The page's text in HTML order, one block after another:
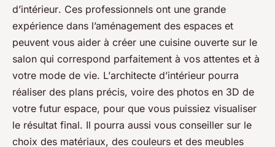
d’intérieur. Ces professionnels ont une grande
expérience dans l’aménagement des espaces et
peuvent vous aider à créer une cuisine ouverte sur le
salon qui correspond parfaitement à vos attentes et à
votre mode de vie. L’architecte d’intérieur pourra
réaliser des plans précis, voire des photos en 3D de
votre futur espace, pour que vous puissiez visualiser
le résultat final. Il pourra aussi vous conseiller sur le
choix des matériaux, des couleurs et des meubles